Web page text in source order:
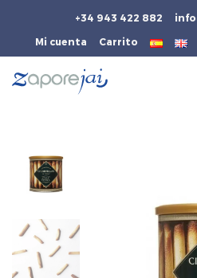
+34 943 422 882
Mi cuenta Carrito